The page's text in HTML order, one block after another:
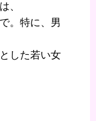
、
。特に、男
した若い女